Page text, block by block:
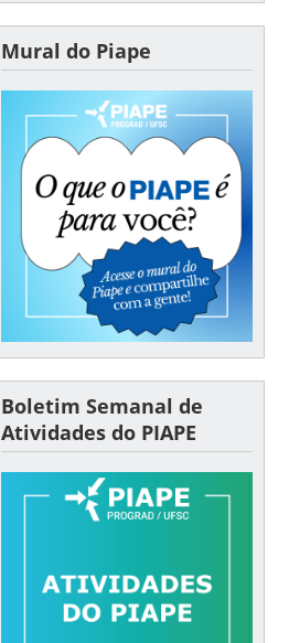
Mural do Piape
Boletim Semanal de
Atividades do PIAPE